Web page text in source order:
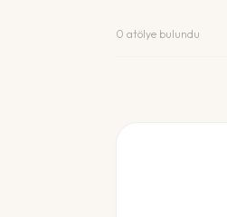
0 atölye bulundu